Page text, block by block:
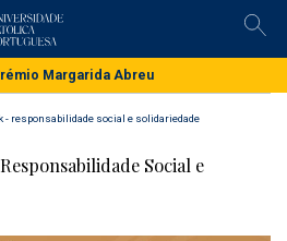
Skip
content
Margarida Abreu
- responsabilidade social e solidariedade
Social e